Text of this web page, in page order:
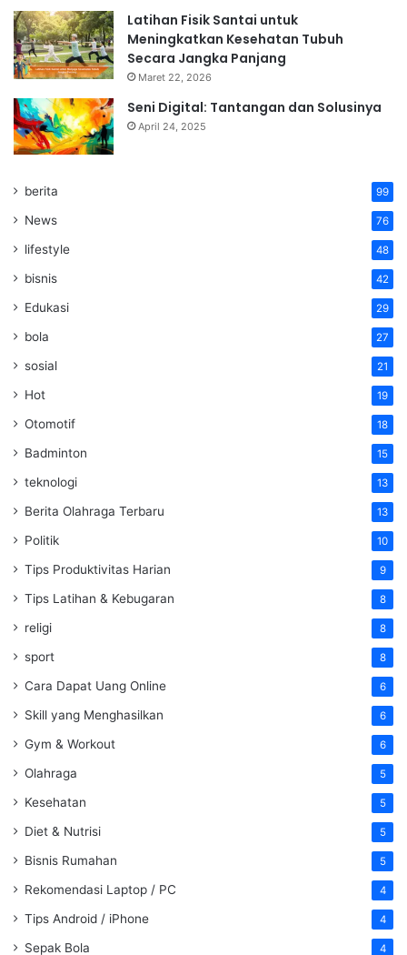
Latihan Fisik Santai untuk
Meningkatkan Kesehatan Tubuh
Secara Jangka Panjang
Maret 22, 2026
Seni Digital: Tantangan dan Solusinya
April 24, 2025
berita 99
News 76
lifestyle 48
bisnis 42
Edukasi 29
bola 27
sosial 21
Hot 19
Otomotif 18
Badminton 15
teknologi 13
Berita Olahraga Terbaru 13
Politik 10
Tips Produktivitas Harian 9
Tips Latihan & Kebugaran 8
religi 8
sport 8
Cara Dapat Uang Online 6
Skill yang Menghasilkan 6
Gym & Workout 6
Olahraga 5
Kesehatan 5
Diet & Nutrisi 5
Bisnis Rumahan 5
Rekomendasi Laptop / PC 4
Tips Android / iPhone 4
Sepak Bola 4